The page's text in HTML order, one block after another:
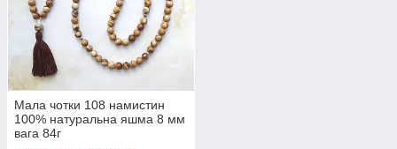
Мала чотки 108 намистин
100% натуральна яшма 8 мм
вага 84г